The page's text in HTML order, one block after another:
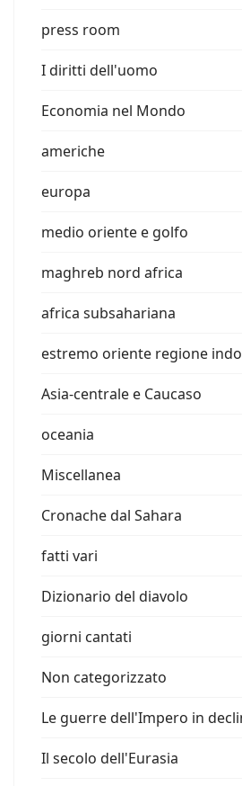
press room
I diritti dell'uomo
Economia nel Mondo
americhe
europa
medio oriente e golfo
maghreb nord africa
africa subsahariana
estremo oriente regione
Asia-centrale e Caucaso
oceania
Miscellanea
Cronache dal Sahara
fatti vari
Dizionario del diavolo
giorni cantati
Non categorizzato
Le guerre dell'Impero in
Il secolo dell'Eurasia